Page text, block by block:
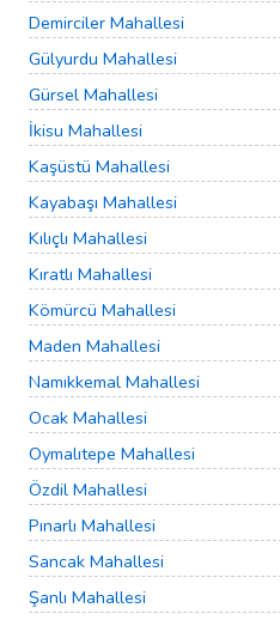
Demirciler Mahallesi
Gülyurdu Mahallesi
Gürsel Mahallesi
İkisu Mahallesi
Kaşüstü Mahallesi
Kayabaşı Mahallesi
Kılıçlı Mahallesi
Kıratlı Mahallesi
Kömürcü Mahallesi
Maden Mahallesi
Namıkkemal Mahallesi
Ocak Mahallesi
Oymalıtepe Mahallesi
Özdil Mahallesi
Pınarlı Mahallesi
Sancak Mahallesi
Şanlı Mahallesi